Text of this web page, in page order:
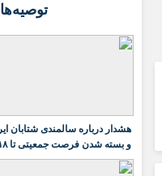
هشدار درباره سالمندی شتابان
و بسته شدن فرصت جمعیتی تا ۱۴۱۸